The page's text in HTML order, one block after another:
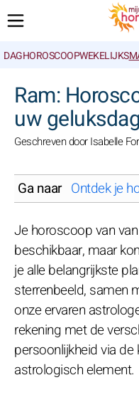
DAGHOROSCOOPWEKELIJKS
Ram:
uw
Geschreven door Isabelle
Ga naar Ontdek je
Je horoscoop van
beschikbaar, maar
je alle belangrijkste
sterrenbeeld, samen
onze ervaren
rekening met de
persoonlijkheid via de
astrologisch element.